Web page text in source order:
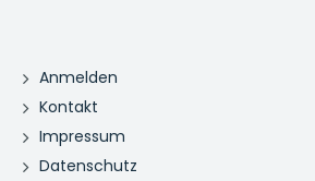
Anmelden
Kontakt
Impressum
Datenschutz